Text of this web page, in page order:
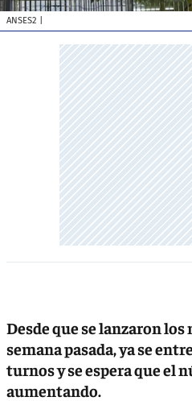
ANSES2
Desde que se lanzaron
semana pasada, ya se
turnos y se espera que el
aumentando.